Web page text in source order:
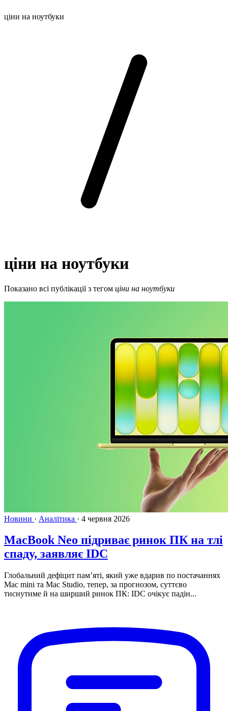
ціни на ноутбуки
ціни на ноутбуки
Показано всі публікації з тегом ціни на ноутбуки
Новини · Аналітика · 4 червня 2026
MacBook Neo підриває ринок ПК на тлі
спаду, заявляє IDC
Глобальний дефіцит пам’яті, який уже вдарив по постачаннях
Mac mini та Mac Studio, тепер, за прогнозом, суттєво
тиснутиме й на ширший ринок ПК: IDC очікує падін...